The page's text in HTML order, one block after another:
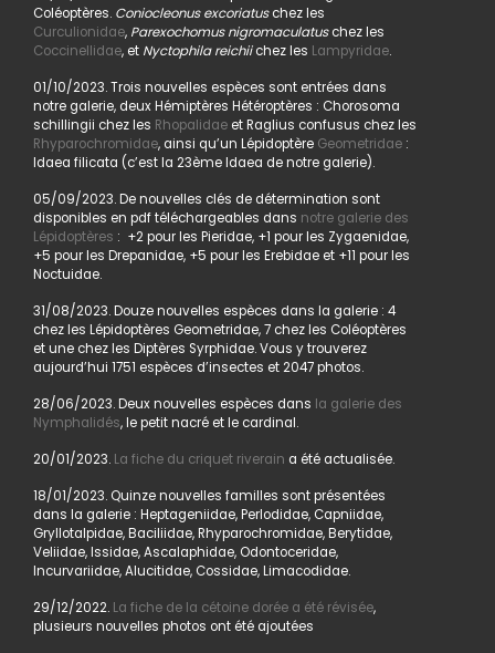
Coléoptères. Coniocleonus excoriatuschez les
Curculionidae, Parexochomus nigromaculatuschez les
Coccinellidae, et Nyctophila reichiichez les Lampyridae.
01/10/2023. Trois nouvelles espèces sont entrées dans
notre galerie, deux Hémiptères Hétéroptères : Chorosoma
schillingii chez les Rhopalidaeet Raglius confusus chez les
Rhyparochromidae, ainsi qu’un Lépidoptère Geometridae:
Idaea filicata (c’est la 23ème Idaea de notre galerie).
05/09/2023. De nouvelles clés de détermination sont
disponibles en pdf téléchargeables dans notre galerie des
Lépidoptères : +2 pour les Pieridae, +1 pour les Zygaenidae,
+5 pour les Drepanidae, +5 pour les Erebidae et +11 pour les
Noctuidae.
31/08/2023. Douze nouvelles espèces dans la galerie : 4
chez les Lépidoptères Geometridae, 7 chez les Coléoptères
et une chez les Diptères Syrphidae. Vous y trouverez
aujourd’hui 1751 espèces d’insectes et 2047 photos.
28/06/2023. Deux nouvelles espèces dans la galerie des
Nymphalidés, le petit nacré et le cardinal.
20/01/2023. La fiche du criquet riverain a été actualisée.
18/01/2023. Quinze nouvelles familles sont présentées
dans la galerie : Heptageniidae, Perlodidae, Capniidae,
Gryllotalpidae, Baciliidae, Rhyparochromidae, Berytidae,
Veliidae, Issidae, Ascalaphidae, Odontoceridae,
Incurvariidae, Alucitidae, Cossidae, Limacodidae.
29/12/2022. La fiche de la cétoine dorée a été révisée,
plusieurs nouvelles photos ont été ajoutées